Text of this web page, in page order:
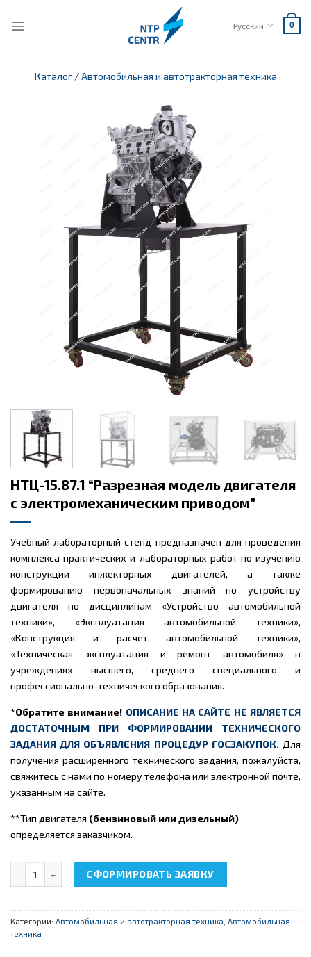
Русский 0
Каталог /Автомобильная и автотракторная техника
НТЦ-15.87.1 “Разрезная модель двигателя
с электромеханическим приводом”
Учебный лабораторный стенд предназначен для проведения
комплекса практических и лабораторных работ по изучению
конструкции инжекторных двигателей, а также
формированию первоначальных знаний по устройству
двигателя по дисциплинам «Устройство автомобильной
техники», «Эксплуатация автомобильной техники»,
«Конструкция и расчет автомобильной техники»,
«Техническая эксплуатация и ремонт автомобиля» в
учреждениях высшего, среднего специального и
профессионально-технического образования.
*Обратите внимание! ОПИСАНИЕ НА САЙТЕ НЕ ЯВЛЯЕТСЯ
ДОСТАТОЧНЫМ ПРИ ФОРМИРОВАНИИ ТЕХНИЧЕСКОГО
ЗАДАНИЯ ДЛЯ ОБЪЯВЛЕНИЯ ПРОЦЕДУР ГОСЗАКУПОК. Для
получения расширенного технического задания, пожалуйста,
свяжитесь с нами по номеру телефона или электронной почте,
указанным на сайте.
**Тип двигателя (бензиновый или дизельный)
определяется заказчиком.
Количество товара НТЦ-15.87.1 "Разрезная модель
СФОРМИРОВАТЬ ЗАЯВКУ
Категории: Автомобильная и автотракторная техника Автомобильная
техника